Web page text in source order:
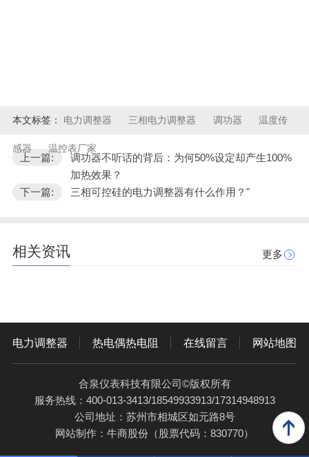
本文标签： 电力调整器 三相电力调整器 调功器 温度传
感器 温控表厂家
上一篇:
调功器不听话的背后：为何50%设定却产生100%
加热效果？
下一篇:
三相可控硅的电力调整器有什么作用？"
相关资讯 更多
电力调整器 热电偶热电阻 在线留言 网站地图
合泉仪表科技有限公司©版权所有
服务热线：400-013-3413/18549933913/17314948913
公司地址：苏州市相城区如元路8号
网站制作： 牛商股份 （股票代码：830770）